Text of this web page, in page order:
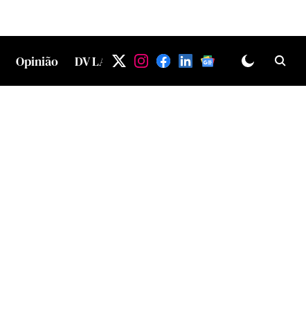
Opinião DV LAB